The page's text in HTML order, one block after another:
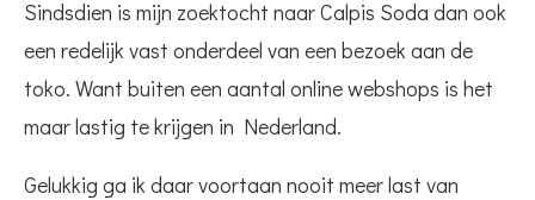
Sindsdien is mijn zoektocht naar Calpis Soda dan ook
een redelijk vast onderdeel van een bezoek aan de
toko. Want buiten een aantal online webshops is het
maar lastig te krijgen in Nederland.
Gelukkig ga ik daar voortaan nooit meer last van